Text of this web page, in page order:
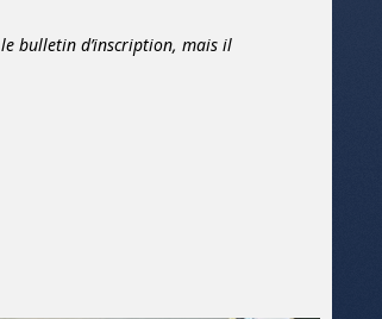
bulletin d’inscription, mais il